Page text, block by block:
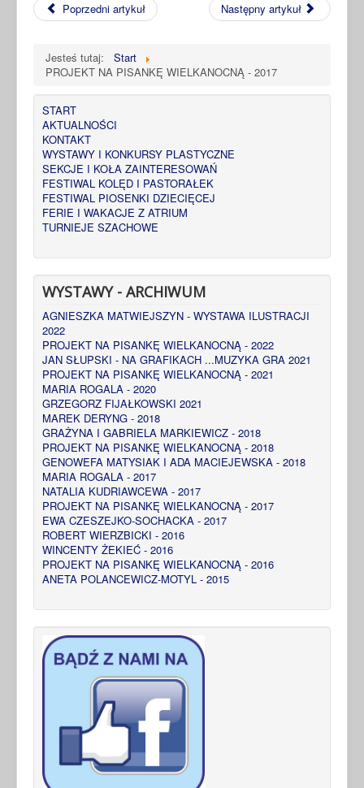
Poprzedni artykuł Następny artykuł
Jesteś tutaj:
Start
PROJEKT NA PISANKĘ WIELKANOCNĄ - 2017
START
AKTUALNOŚCI
KONTAKT
WYSTAWY I KONKURSY PLASTYCZNE
SEKCJE I KOŁA ZAINTERESOWAŃ
FESTIWAL KOLĘD I PASTORAŁEK
FESTIWAL PIOSENKI DZIECIĘCEJ
FERIE I WAKACJE Z ATRIUM
TURNIEJE SZACHOWE
WYSTAWY - ARCHIWUM
AGNIESZKA MATWIEJSZYN - WYSTAWA ILUSTRACJI
2022
PROJEKT NA PISANKĘ WIELKANOCNĄ - 2022
JAN SŁUPSKI - NA GRAFIKACH ...MUZYKA GRA 2021
PROJEKT NA PISANKĘ WIELKANOCNĄ - 2021
MARIA ROGALA - 2020
GRZEGORZ FIJAŁKOWSKI 2021
MAREK DERYNG - 2018
GRAŻYNA I GABRIELA MARKIEWICZ - 2018
PROJEKT NA PISANKĘ WIELKANOCNĄ - 2018
GENOWEFA MATYSIAK I ADA MACIEJEWSKA - 2018
MARIA ROGALA - 2017
NATALIA KUDRIAWCEWA - 2017
PROJEKT NA PISANKĘ WIELKANOCNĄ - 2017
EWA CZESZEJKO-SOCHACKA - 2017
ROBERT WIERZBICKI - 2016
WINCENTY ŻEKIEĆ - 2016
PROJEKT NA PISANKĘ WIELKANOCNĄ - 2016
ANETA POLANCEWICZ-MOTYL - 2015